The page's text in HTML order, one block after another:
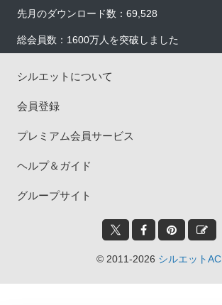
先月のダウンロード数：69,528
総会員数：1600万人を突破しました
シルエットについて
会員登録
プレミアム会員サービス
ヘルプ＆ガイド
グループサイト
© 2011-2026 シルエットAC